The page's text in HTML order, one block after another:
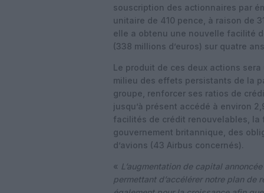
souscription des actionnaires par
unitaire de 410 pence, à raison de
elle a obtenu une nouvelle facilité
(338 millions d’euros) sur quatre
Le produit de ces deux actions
milieu des effets persistants de la
groupe, renforcer ses ratios de
jusqu’à présent accédé à environ
facilités de crédit renouvelables, la
gouvernement britannique, des
d’avions (43 Airbus concernés).
« L’augmentation de capital
permettant d’accélérer notre plan de